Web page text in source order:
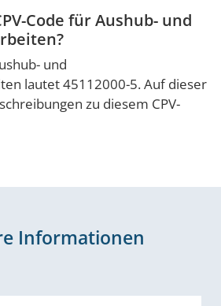
Code für Aushub- und
und
lautet 45112000-5. Auf dieser
zu diesem CPV-
Informationen